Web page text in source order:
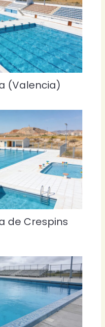
(Valencia)
de Crespins